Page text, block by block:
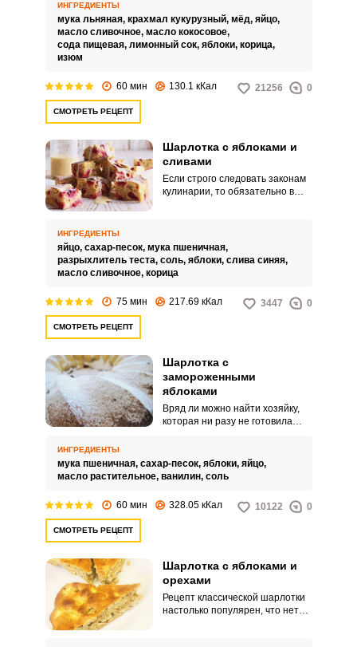
диете, но очень любит
полакомиться вкусным
десертом. Благодаря яблокам и
изюму шарлотка приобретает
пряные нотки корицы.
ИНГРЕДИЕНТЫ
мука льняная, крахмал кукурузный, мёд, яйцо,
масло сливочное, масло кокосовое,
сода пищевая, лимонный сок, яблоки, корица,
изюм
60 мин 130.1 кКал 21256 0
СМОТРЕТЬ РЕЦЕПТ
Шарлотка с яблоками и
сливами
Если строго следовать законам
кулинарии, то обязательно в
нельзя не отметить, что даже в
классических рецептах могут
происходить изменения.
ИНГРЕДИЕНТЫ
яйцо, сахар-песок, мука пшеничная,
разрыхлитель теста, соль, яблоки, слива синяя,
масло сливочное, корица
75 мин 217.69 кКал 3447 0
СМОТРЕТЬ РЕЦЕПТ
Шарлотка с
замороженными
яблоками
Вряд ли можно найти хозяйку,
которая ни разу не готовила
на пике своей популярности в
особенности осенью, когда
ИНГРЕДИЕНТЫ
мука пшеничная, сахар-песок, яблоки, яйцо,
масло растительное, ванилин, соль
60 мин 328.05 кКал 10122 0
СМОТРЕТЬ РЕЦЕПТ
Шарлотка с яблоками и
орехами
Рецепт классической шарлотки
настолько популярен, что нет